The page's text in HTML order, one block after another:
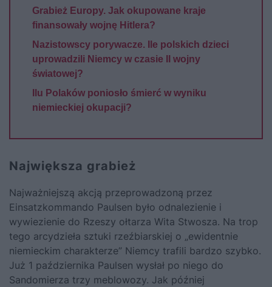
Grabież Europy. Jak okupowane kraje
finansowały wojnę Hitlera?
Nazistowscy porywacze. Ile polskich dzieci
uprowadzili Niemcy w czasie II wojny
światowej?
Ilu Polaków poniosło śmierć w wyniku
niemieckiej okupacji?
Największa grabież
Najważniejszą akcją przeprowadzoną przez
Einsatzkommando Paulsen było odnalezienie i
wywiezienie do Rzeszy ołtarza Wita Stwosza. Na trop
tego arcydzieła sztuki rzeźbiarskiej o „ewidentnie
niemieckim charakterze” Niemcy trafili bardzo szybko.
Już 1 października Paulsen wysłał po niego do
Sandomierza trzy meblowozy. Jak później